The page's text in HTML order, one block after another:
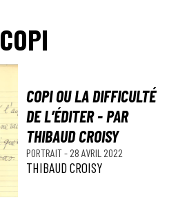
COPI
COPI OU LA DIFFICULTÉ
DE L’ÉDITER - PAR
THIBAUD CROISY
PORTRAIT- 28 AVRIL 2022
THIBAUD CROISY